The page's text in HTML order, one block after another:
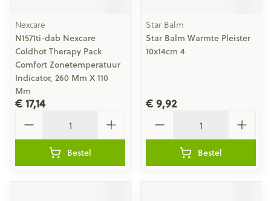
Nexcare
N1571ti-dab Nexcare
Coldhot Therapy Pack
Comfort Zonetemperatuur
Indicator, 260 Mm X 110
Mm
€ 17,14
Bestel
Star Balm
Star Balm Warmte Pleister
10x14cm 4
€ 9,92
Bestel